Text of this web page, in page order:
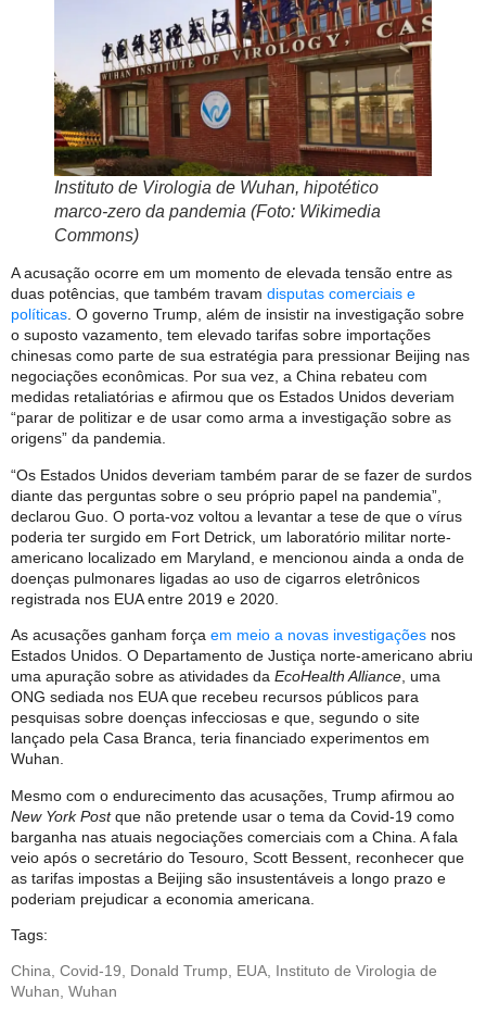
Instituto de Virologia de Wuhan, hipotético
marco-zero da pandemia (Foto: Wikimedia
Commons)
A acusação ocorre em um momento de elevada tensão entre as
duas potências, que também travam disputas comerciais e
políticas. O governo Trump, além de insistir na investigação sobre
o suposto vazamento, tem elevado tarifas sobre importações
chinesas como parte de sua estratégia para pressionar Beijing nas
negociações econômicas. Por sua vez, a China rebateu com
medidas retaliatórias e afirmou que os Estados Unidos deveriam
“parar de politizar e de usar como arma a investigação sobre as
origens” da pandemia.
“Os Estados Unidos deveriam também parar de se fazer de surdos
diante das perguntas sobre o seu próprio papel na pandemia”,
declarou Guo. O porta-voz voltou a levantar a tese de que o vírus
poderia ter surgido em Fort Detrick, um laboratório militar norte-
americano localizado em Maryland, e mencionou ainda a onda de
doenças pulmonares ligadas ao uso de cigarros eletrônicos
registrada nos EUA entre 2019 e 2020.
As acusações ganham força em meio a novas investigações nos
Estados Unidos. O Departamento de Justiça norte-americano abriu
uma apuração sobre as atividades da EcoHealth Alliance , uma
ONG sediada nos EUA que recebeu recursos públicos para
pesquisas sobre doenças infecciosas e que, segundo o site
lançado pela Casa Branca, teria financiado experimentos em
Wuhan.
Mesmo com o endurecimento das acusações, Trump afirmou ao
New York Postque não pretende usar o tema da Covid-19 como
barganha nas atuais negociações comerciais com a China. A fala
veio após o secretário do Tesouro, Scott Bessent, reconhecer que
as tarifas impostas a Beijing são insustentáveis a longo prazo e
poderiam prejudicar a economia americana.
Tags:
China, Covid-19, Donald Trump, EUA, Instituto de Virologia de
Wuhan, Wuhan